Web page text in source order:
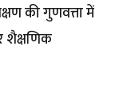
की गुणवत्ता में
शैक्षणिक